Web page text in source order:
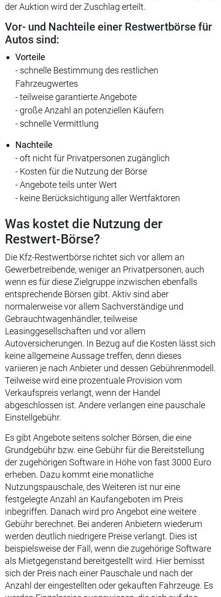
der Auktion wird der Zuschlag erteilt.
Vor- und Nachteile einer Restwertbörse für
Autos sind:
Vorteile
- schnelle Bestimmung des restlichen
Fahrzeugwertes
- teilweise garantierte Angebote
- große Anzahl an potenziellen Käufern
- schnelle Vermittlung
Nachteile
- oft nicht für Privatpersonen zugänglich
- Kosten für die Nutzung der Börse
- Angebote teils unter Wert
- keine Berücksichtigung aller Wertfaktoren
Was kostet die Nutzung der
Restwert-Börse?
Die Kfz-Restwertbörse richtet sich vor allem an
Gewerbetreibende, weniger an Privatpersonen, auch
wenn es für diese Zielgruppe inzwischen ebenfalls
entsprechende Börsen gibt. Aktiv sind aber
normalerweise vor allem Sachverständige und
Gebrauchtwagenhändler, teilweise
Leasinggesellschaften und vor allem
Autoversicherungen. In Bezug auf die Kosten lässt sich
keine allgemeine Aussage treffen, denn dieses
variieren je nach Anbieter und dessen Gebührenmodell.
Teilweise wird eine prozentuale Provision vom
Verkaufspreis verlangt, wenn der Handel
abgeschlossen ist. Andere verlangen eine pauschale
Einstellgebühr.
Es gibt Angebote seitens solcher Börsen, die eine
Grundgebühr bzw. eine Gebühr für die Bereitstellung
der zugehörigen Software in Höhe von fast 3000 Euro
erheben. Dazu kommt eine monatliche
Nutzungspauschale, des Weiteren ist nur eine
festgelegte Anzahl an Kaufangeboten im Preis
inbegriffen. Danach wird pro Angebot eine weitere
Gebühr berechnet. Bei anderen Anbietern wiederum
werden deutlich niedrigere Preise verlangt. Dies ist
beispielsweise der Fall, wenn die zugehörige Software
als Mietgegenstand bereitgestellt wird. Hier bemisst
sich der Preis nach einer Pauschale und nach der
Anzahl der eingestellten oder gekauften Fahrzeuge. Es